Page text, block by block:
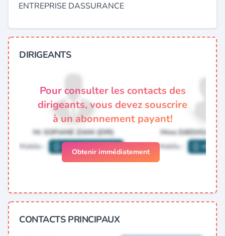
ENTREPRISE DASSURANCE
DIRIGEANTS
Pour consulter les contacts des
dirigeants, vous devez souscrire
à un abonnement payant!
Obtenir immédiatement
CONTACTS PRINCIPAUX